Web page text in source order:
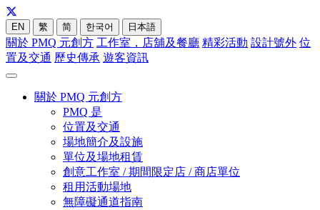
EN 繁 简 한국어 日本語
關於 PMQ 元創方 工作室，店舖及餐廳 精彩活動 設計號外 位
置及交通 歷史傳承 遊客資訊
關於 PMQ 元創方
PMQ 是
位置及交通
場地簡介及設施
單位及場地租賃
創意工作室 / 期間限定店 / 商店單位
租用活動場地
無障礙通道指南